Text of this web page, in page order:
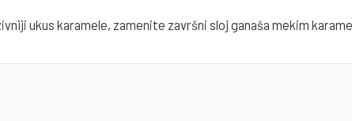
ukus karamele, zamenite završni sloj ganaša mekim